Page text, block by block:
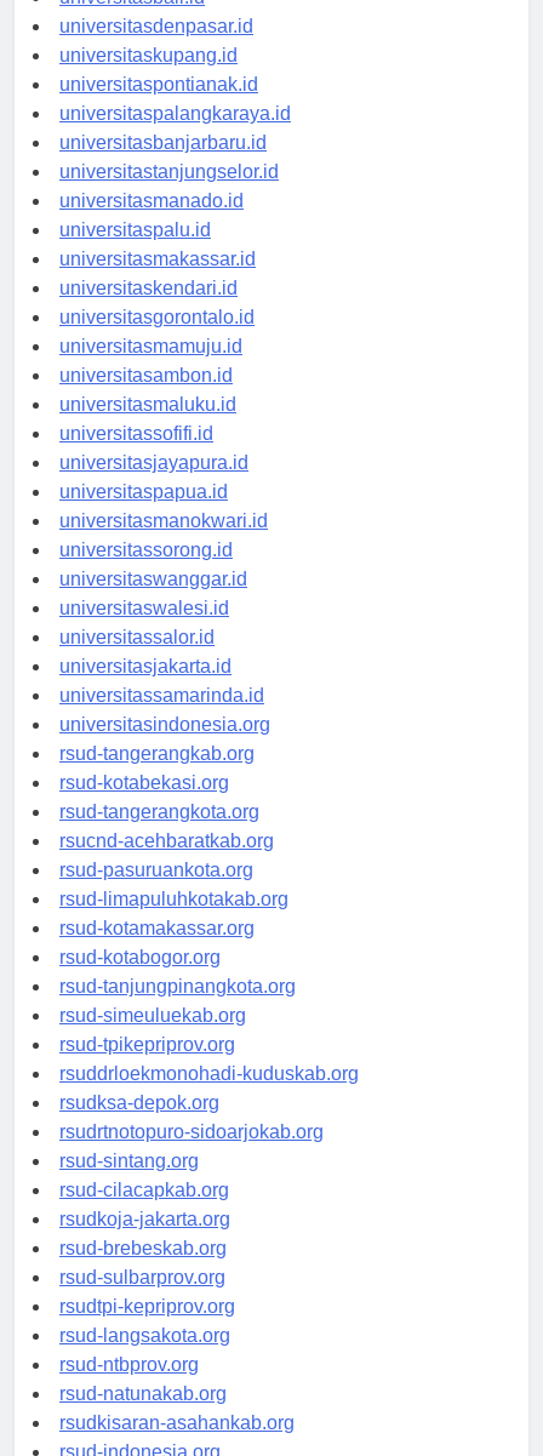
universitasbali.id
universitasdenpasar.id
universitaskupang.id
universitaspontianak.id
universitaspalangkaraya.id
universitasbanjarbaru.id
universitastanjungselor.id
universitasmanado.id
universitaspalu.id
universitasmakassar.id
universitaskendari.id
universitasgorontalo.id
universitasmamuju.id
universitasambon.id
universitasmaluku.id
universitassofifi.id
universitasjayapura.id
universitaspapua.id
universitasmanokwari.id
universitassorong.id
universitaswanggar.id
universitaswalesi.id
universitassalor.id
universitasjakarta.id
universitassamarinda.id
universitasindonesia.org
rsud-tangerangkab.org
rsud-kotabekasi.org
rsud-tangerangkota.org
rsucnd-acehbaratkab.org
rsud-pasuruankota.org
rsud-limapuluhkotakab.org
rsud-kotamakassar.org
rsud-kotabogor.org
rsud-tanjungpinangkota.org
rsud-simeuluekab.org
rsud-tpikepriprov.org
rsuddrloekmonohadi-kuduskab.org
rsudksa-depok.org
rsudrtnotopuro-sidoarjokab.org
rsud-sintang.org
rsud-cilacapkab.org
rsudkoja-jakarta.org
rsud-brebeskab.org
rsud-sulbarprov.org
rsudtpi-kepriprov.org
rsud-langsakota.org
rsud-ntbprov.org
rsud-natunakab.org
rsudkisaran-asahankab.org